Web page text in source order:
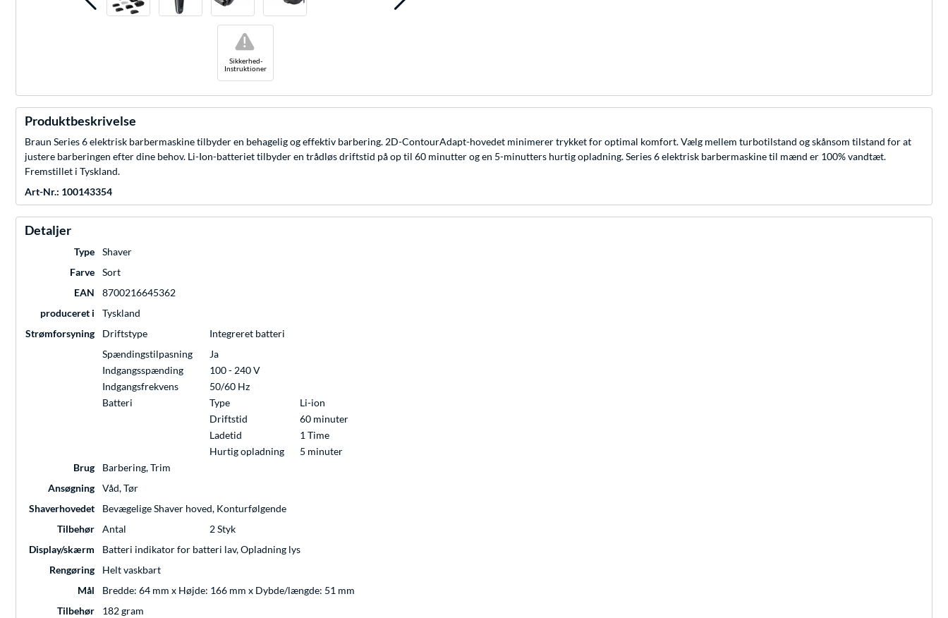
Sikkerhed-
Instruktioner
!
Produktbeskrivelse
Braun Series 6 elektrisk barbermaskine tilbyder en behagelig og effektiv barbering. 2D-ContourAdapt-hovedet minimerer trykket for optimal komfort. Vælg mellem turbotilstand og skånsom tilstand for at
justere barberingen efter dine behov. Li-Ion-batteriet tilbyder en trådløs driftstid på op til 60 minutter og en 5-minutters hurtig opladning. Series 6 elektrisk barbermaskine til mænd er 100% vandtæt.
Fremstillet i Tyskland.
Art-Nr.: 100143354
Detaljer
Type
Shaver
Farve
Sort
EAN
8700216645362
produceret i
Tyskland
Strømforsyning
Driftstype
Integreret batteri
Spændingstilpasning
Ja
Indgangsspænding
100 - 240 V
Indgangsfrekvens
50/60 Hz
Batteri
Type
Li-ion
Driftstid
60 minuter
Ladetid
1 Time
Hurtig opladning
5 minuter
Brug
Barbering, Trim
Ansøgning
Våd, Tør
Shaverhovedet
Bevægelige Shaver hoved, Konturfølgende
Tilbehør
Antal
2 Styk
Display/skærm
Batteri indikator for batteri lav, Opladning lys
Rengøring
Helt vaskbart
Mål
Bredde: 64 mm x Højde: 166 mm x Dybde/længde: 51 mm
Tilbehør
182 gram